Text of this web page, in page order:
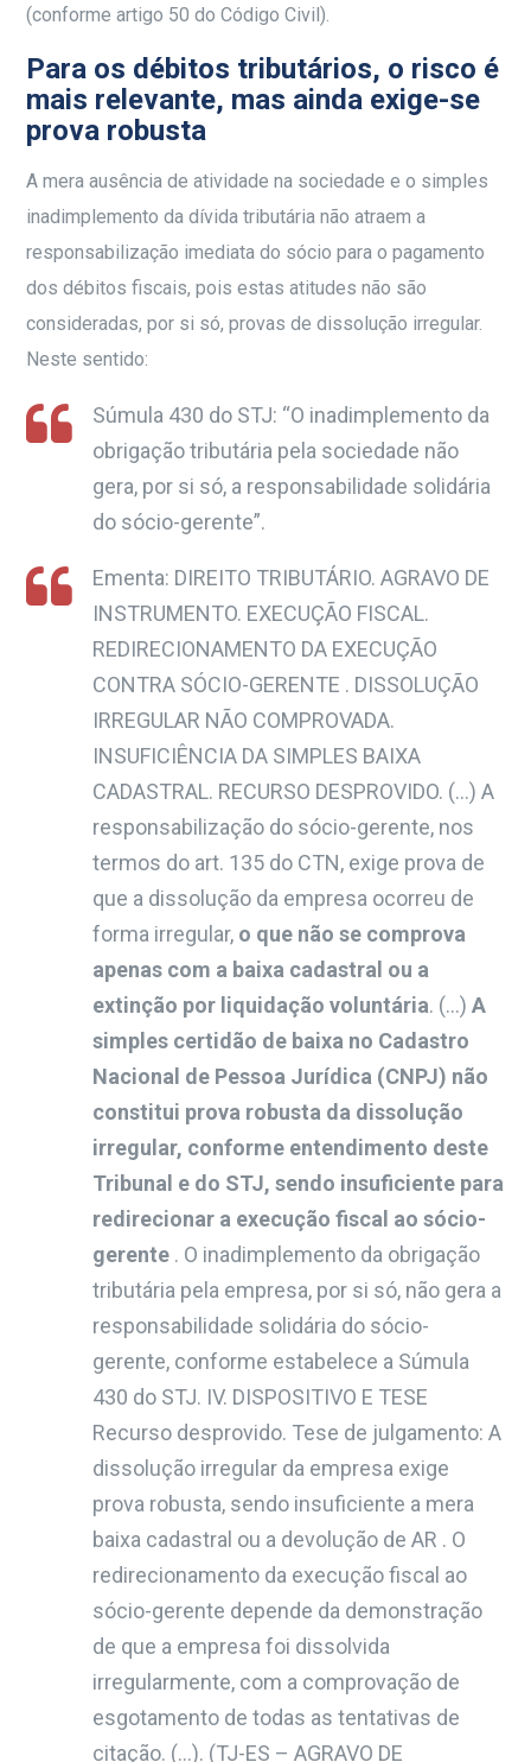
(conforme artigo 50 do Código Civil).
Para os débitos tributários, o risco é
mais relevante, mas ainda exige-se
prova robusta
A mera ausência de atividade na sociedade e o simples
inadimplemento da dívida tributária não atraem a
responsabilização imediata do sócio para o pagamento
dos débitos fiscais, pois estas atitudes não são
consideradas, por si só, provas de dissolução irregular.
Neste sentido:
Súmula 430 do STJ: “O inadimplemento da
obrigação tributária pela sociedade não
gera, por si só, a responsabilidade solidária
do sócio-gerente”.
Ementa: DIREITO TRIBUTÁRIO. AGRAVO DE
INSTRUMENTO. EXECUÇÃO FISCAL.
REDIRECIONAMENTO DA EXECUÇÃO
CONTRA SÓCIO-GERENTE . DISSOLUÇÃO
IRREGULAR NÃO COMPROVADA.
INSUFICIÊNCIA DA SIMPLES BAIXA
CADASTRAL. RECURSO DESPROVIDO. (…) A
responsabilização do sócio-gerente, nos
termos do art. 135 do CTN, exige prova de
que a dissolução da empresa ocorreu de
forma irregular, o que não se comprova
apenas com a baixa cadastral ou a
extinção por liquidação voluntária. (…)A
simples certidão de baixa no Cadastro
Nacional de Pessoa Jurídica (CNPJ) não
constitui prova robusta da dissolução
irregular, conforme entendimento deste
Tribunal e do STJ, sendo insuficiente para
redirecionar a execução fiscal ao sócio-
gerente . O inadimplemento da obrigação
tributária pela empresa, por si só, não gera a
responsabilidade solidária do sócio-
gerente, conforme estabelece a Súmula
430 do STJ. IV. DISPOSITIVO E TESE
Recurso desprovido. Tese de julgamento: A
dissolução irregular da empresa exige
prova robusta, sendo insuficiente a mera
baixa cadastral ou a devolução de AR . O
redirecionamento da execução fiscal ao
sócio-gerente depende da demonstração
de que a empresa foi dissolvida
irregularmente, com a comprovação de
esgotamento de todas as tentativas de
citação. (…). (TJ-ES – AGRAVO DE